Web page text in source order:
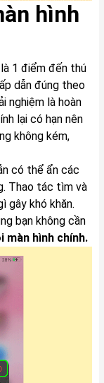
hình
1 điểm đến thú
dẫn đúng theo
nghiệm là hoàn
lại có hạn nên
không kém,
có thể ẩn các
Thao tác tìm và
gây khó khăn.
bạn không cần
màn hình chính.